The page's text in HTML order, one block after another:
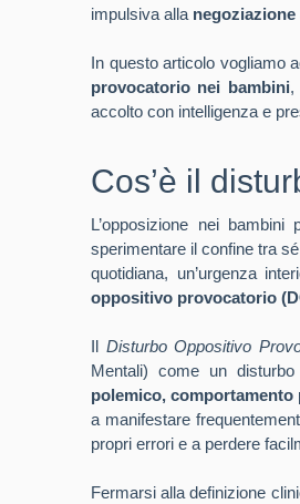
impulsiva alla negoziazione
In questo articolo vogliamo
provocatorio nei bambini,
accolto con intelligenza e
Cos’è il
L’opposizione nei
sperimentare il confine tra
quotidiana, un’urgenza
oppositivo provocatorio
Il Disturbo Oppositivo
Mentali) come un
polemico,
a manifestare
propri errori e a perdere
Fermarsi alla definizione